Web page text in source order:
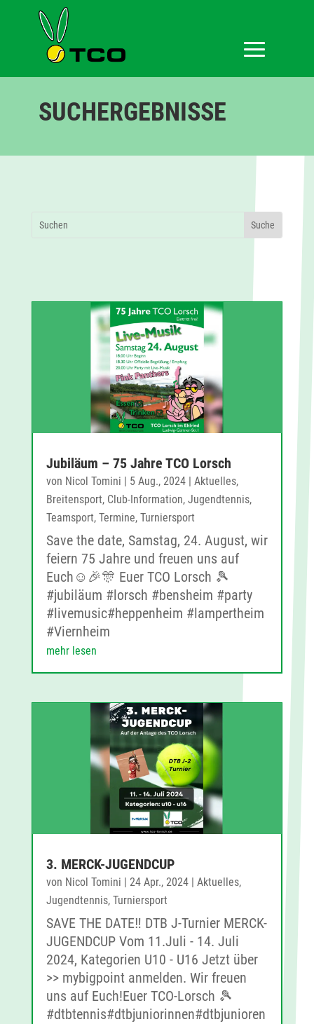
SUCHERGEBNISSE
Jubiläum – 75 Jahre TCO Lorsch
von Nicol Tomini | 5 Aug., 2024| Aktuelles,
Breitensport, Club-Information, Jugendtennis,
Teamsport, Termine, Turniersport
Save the date, Samstag, 24. August, wir
feiern 75 Jahre und freuen uns auf
Euch☺️🎉🎊 Euer TCO Lorsch 🎾
#jubiläum #lorsch #bensheim #party
#livemusic#heppenheim #lampertheim
#Viernheim
mehr lesen
3. MERCK-JUGENDCUP
von Nicol Tomini 24 Apr., 2024| Aktuelles,
Jugendtennis, Turniersport
SAVE THE DATE‼️ DTB J-Turnier MERCK-
JUGENDCUP Vom 11.Juli - 14. Juli
2024, Kategorien U10 - U16 Jetzt über
>> mybigpoint anmelden. Wir freuen
uns auf Euch!Euer TCO-Lorsch 🎾
#dtbtennis#dtbjuniorinnen#dtbjunioren